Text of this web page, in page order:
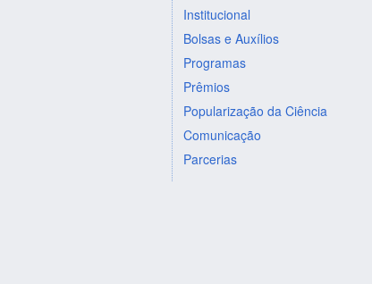
Institucional
Bolsas e Auxílios
Programas
Prêmios
Popularização da Ciência
Comunicação
Parcerias